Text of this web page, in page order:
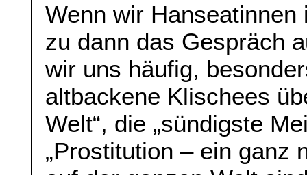
Wenn wir
zu dann das Gespräch
wir uns häufig,
altbackene Klischees
Welt“, die „sündigste
„Prostitution – ein ganz